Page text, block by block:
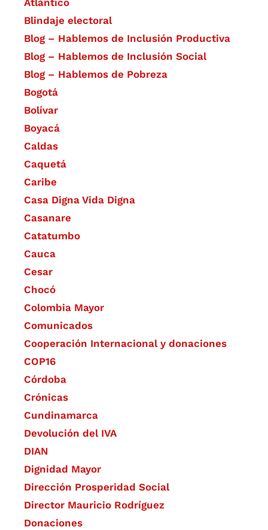
Atlántico
Blindaje electoral
Blog – Hablemos de Inclusión Productiva
Blog – Hablemos de Inclusión Social
Blog – Hablemos de Pobreza
Bogotá
Bolívar
Boyacá
Caldas
Caquetá
Caribe
Casa Digna Vida Digna
Casanare
Catatumbo
Cauca
Cesar
Chocó
Colombia Mayor
Comunicados
Cooperación Internacional y donaciones
COP16
Córdoba
Crónicas
Cundinamarca
Devolución del IVA
DIAN
Dignidad Mayor
Dirección Prosperidad Social
Director Mauricio Rodríguez
Donaciones